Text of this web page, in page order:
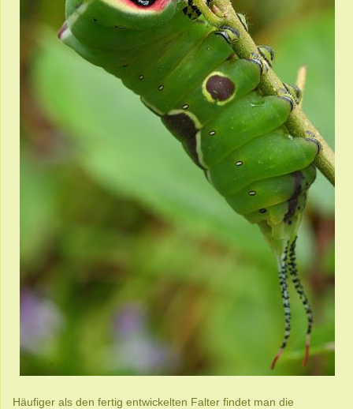
Häufiger als den fertig entwickelten Falter findet man die